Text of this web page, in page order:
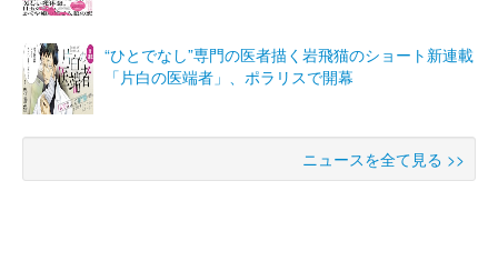
“ひとでなし”専門の医者描く岩飛猫のショート新連載
「片白の医端者」、ポラリスで開幕
ニュースを全て見る >>